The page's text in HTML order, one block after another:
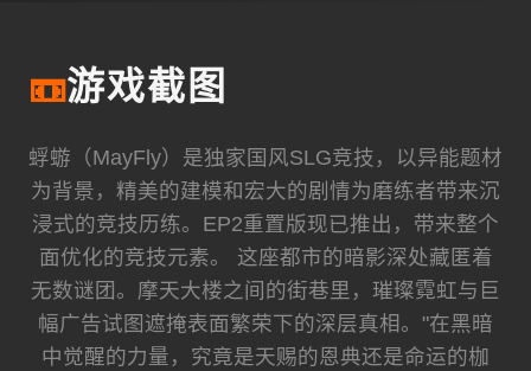
📼游戏截图
蜉蝣（MayFly）是独家国风SLG竞技，以异能题材
为背景，精美的建模和宏大的剧情为磨练者带来沉
浸式的竞技历练。EP2重置版现已推出，带来整个
面优化的竞技元素。 这座都市的暗影深处藏匿着
无数谜团。摩天大楼之间的街巷里，璀璨霓虹与巨
幅广告试图遮掩表面繁荣下的深层真相。"在黑暗
中觉醒的力量，究竟是天赐的恩典还是命运的枷